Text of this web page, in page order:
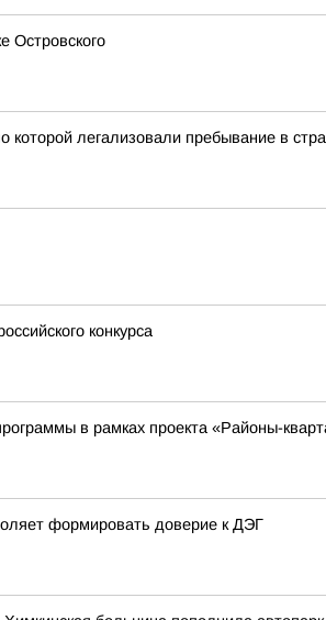
Островского
которой легализовали пребывание в
конкурса
в рамках проекта «Районы-
формировать доверие к ДЭГ